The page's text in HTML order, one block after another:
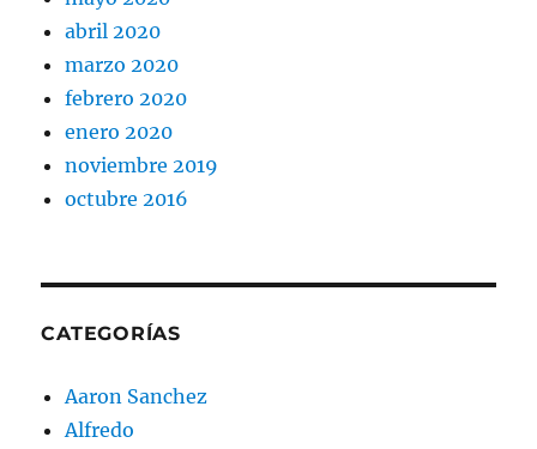
abril 2020
marzo 2020
febrero 2020
enero 2020
noviembre 2019
octubre 2016
CATEGORÍAS
Aaron Sanchez
Alfredo